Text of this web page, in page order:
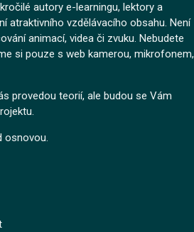
autory e-learningu, lektory a
atraktivního vzdělávacího obsahu. Není
animací, videa či zvuku. Nebudete
si pouze s web kamerou, mikrofonem,
provedou teorií, ale budou se Vám
osnovou.